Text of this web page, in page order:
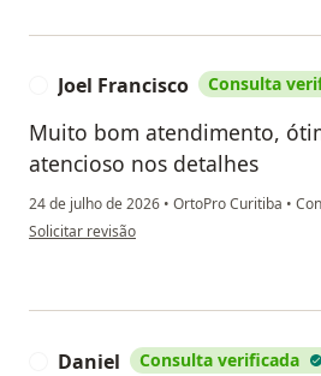
Joel Francisco Consulta
Muito bom atendimento,
atencioso nos detalhes
24 de julho de 2026 • OrtoPro Curitiba •
na opinião do utilizador Joel Francisco
Solicitar revisão
Daniel Consulta verificada